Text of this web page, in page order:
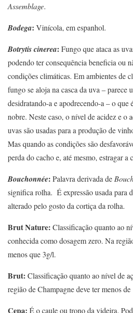
Assemblage.
Bodega: Vinícola, em espanhol.
Botrytis cinerea: Fungo que ataca as
podendo ter consequência beneficia ou
condições climáticas. Em ambientes de
fungo se aloja na casca da uva – parece
desidratando-a e apodrecendo-a – o que
nobre. Neste caso, o nível de acidez e o
uvas são usadas para a produção de
Mas quando as condições são
perda do cacho e, até mesmo, estragar
Bouchonnée: Palavra derivada de
significa rolha. É expressão usada para
alterado pelo gosto da cortiça da rolha.
Brut Nature: Classificação quanto ao
conhecida como dosagem zero. Na
menos que 3g/l.
Brut: Classificação quanto ao nível de
região de Champagne deve ter menos
Cepa: É o caule ou trono da videira.